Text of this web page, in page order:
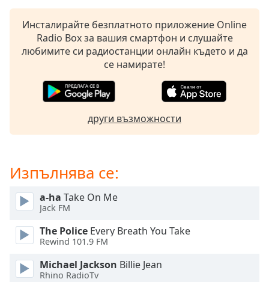
dialog
window.
Escape
window.
Color
Opacity
Text
Background
Color
Инсталирайте безплатното приложение Online
Radio Box за вашия смартфон и слушайте
любимите си радиостанции онлайн където и да
се намирате!
други възможности
Изпълнява се:
a-ha Take On Me
Jack FM
The Police Every Breath You Take
Rewind 101.9 FM
Michael Jackson Billie Jean
Rhino RadioTv